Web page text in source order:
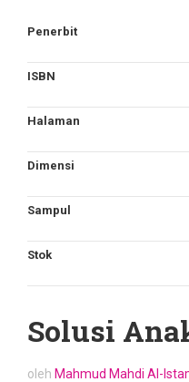
Penerbit
ISBN
Halaman
Dimensi
Sampul
Stok
Solusi
oleh Mahmud Mahdi Al-